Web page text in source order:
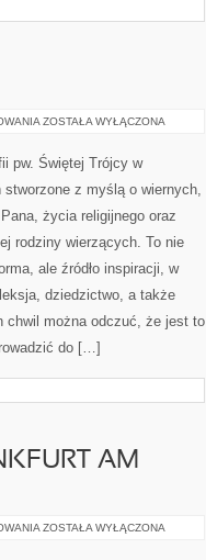
BIBLIA
ŚWIĘTE
ZOSTAŁA WYŁĄCZONA
pw. Świętej Trójcy w
z myślą o wiernych,
życia religijnego oraz
rodziny wierzących. To nie
ale źródło inspiracji, w
dziedzictwo, a także
chwil można odczuć, że jest to
do […]
AM
FRANKFURT
ZOSTAŁA WYŁĄCZONA